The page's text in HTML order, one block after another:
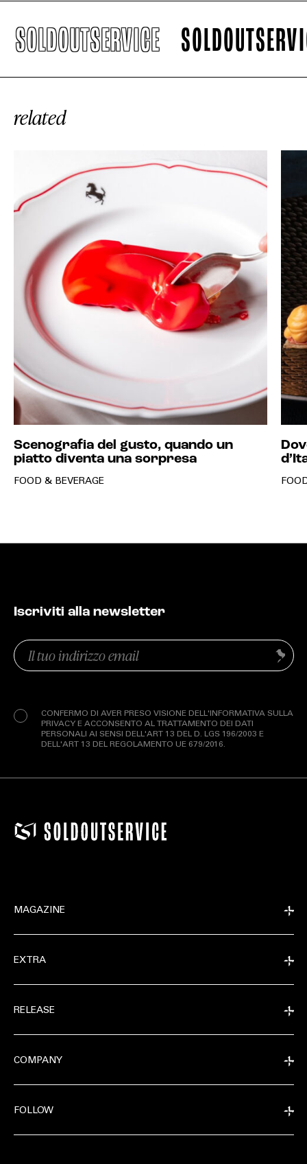
SOLDOUTSERVICE
related
Scenografia del gusto, quando un
piatto diventa una sorpresa
FOOD & BEVERAGE
Iscriviti alla newsletter
Email
(Obbligatorio)
CONFERMO DI AVER PRESO VISIONE DELL'INFORMATIVA SULLA
PRIVACY E ACCONSENTO AL TRATTAMENTO DEI DATI
PERSONALI AI SENSI DELL'ART 13 DEL D. LGS 196/2003 E
DELL'ART 13 DEL REGOLAMENTO UE 679/2016.
Invia
MAGAZINE
EXTRA
RELEASE
COMPANY
FOLLOW